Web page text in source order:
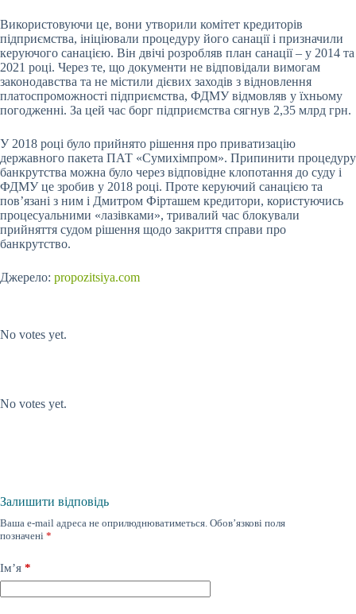
Використовуючи це, вони утворили комітет кредиторів
підприємства, ініціювали процедуру його санації і призначили
керуючого санацією. Він двічі розробляв план санації – у 2014 та
2021 році. Через те, що документи не відповідали вимогам
законодавства та не містили дієвих заходів з відновлення
платоспроможності підприємства, ФДМУ відмовляв у їхньому
погодженні. За цей час борг підприємства сягнув 2,35 млрд грн.
У 2018 році було прийнято рішення про приватизацію
державного пакета ПАТ «Сумихімпром». Припинити процедуру
банкрутства можна було через відповідне клопотання до суду і
ФДМУ це зробив у 2018 році. Проте керуючий санацією та
пов’язані з ним і Дмитром Фірташем кредитори, користуючись
процесуальними «лазівками», тривалий час блокували
прийняття судом рішення щодо закриття справи про
банкрутство.
Джерело: propozitsiya.com
No votes yet.
No votes yet.
Залишити відповідь
Ваша e-mail адреса не оприлюднюватиметься. Обов’язкові поля
позначені *
Ім’я *